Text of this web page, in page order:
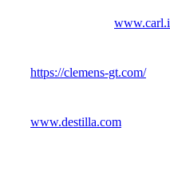
https://clemens-gt.com/
www.destilla.com